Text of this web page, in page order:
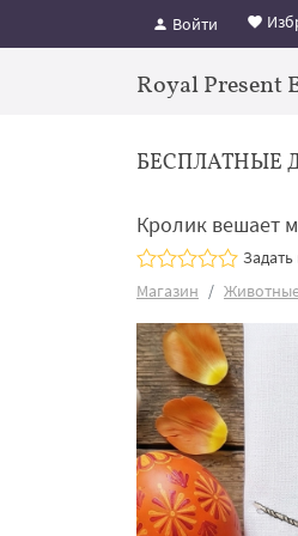
Войти
Royal Present
Кролик вешает
Магазин